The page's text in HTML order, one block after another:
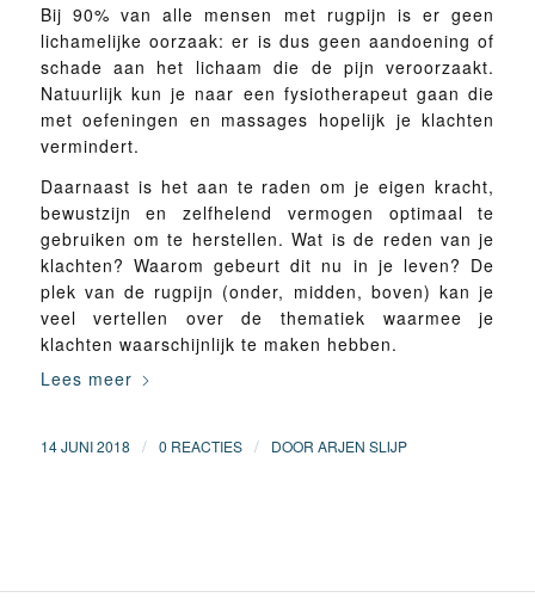
Bij 90% van alle mensen met rugpijn is er geen
lichamelijke oorzaak: er is dus geen aandoening of
schade aan het lichaam die de pijn veroorzaakt.
Natuurlijk kun je naar een fysiotherapeut gaan die
met oefeningen en massages hopelijk je klachten
vermindert.
Daarnaast is het aan te raden om je eigen kracht,
bewustzijn en zelfhelend vermogen optimaal te
gebruiken om te herstellen. Wat is de reden van je
klachten? Waarom gebeurt dit nu in je leven? De
plek van de rugpijn (onder, midden, boven) kan je
veel vertellen over de thematiek waarmee je
klachten waarschijnlijk te maken hebben.
Lees meer
14 JUNI 2018 / 0 REACTIES / DOOR ARJEN SLIJP